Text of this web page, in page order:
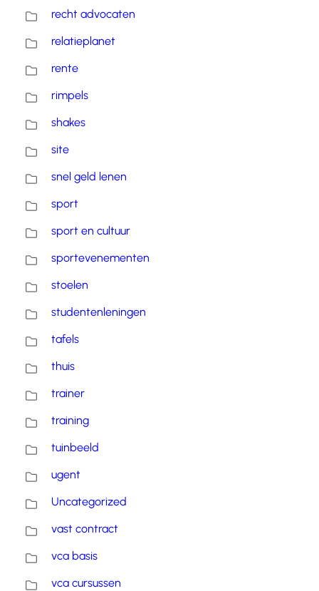
recht advocaten
relatieplanet
rente
rimpels
shakes
site
snel geld lenen
sport
sport en cultuur
sportevenementen
stoelen
studentenleningen
tafels
thuis
trainer
training
tuinbeeld
ugent
Uncategorized
vast contract
vca basis
vca cursussen